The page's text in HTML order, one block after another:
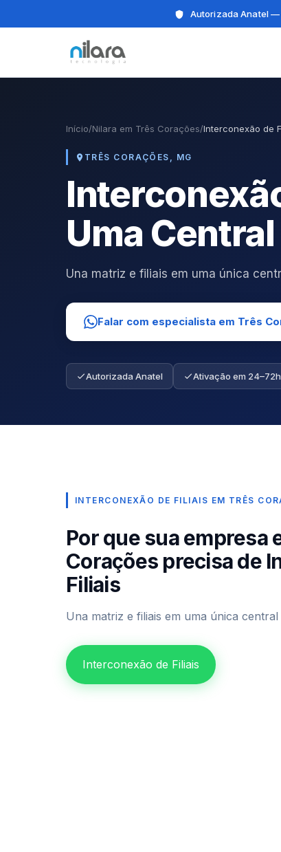
Autorizada Anatel —
Início/Nilara em Três Corações/Interconexão de
TRÊS CORAÇÕES, MG
Uma
Una matriz e filiais em uma única
Falar com especialista em Três
Autorizada Anatel Ativação em 24–72h
INTERCONEXÃO DE FILIAIS EM TRÊS
Por que sua empresa
Corações precisa de
Filiais
Una matriz e filiais em uma única
Interconexão de Filiais